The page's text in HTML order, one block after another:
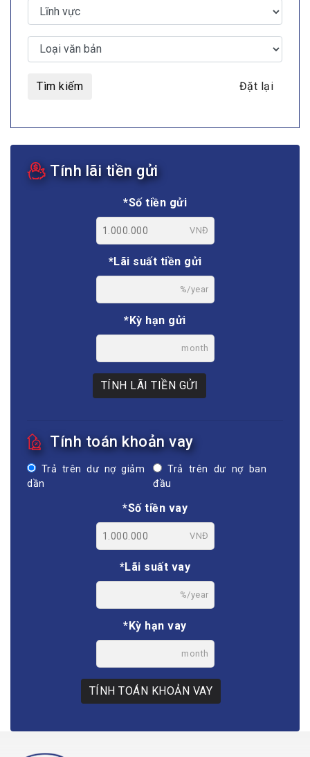
Tìm kiếm Đặt lại
Tính lãi tiền gửi
*Số tiền gửi
VNĐ
*Lãi suất tiền gửi
%/year
*Kỳ hạn gửi
month
TÍNH LÃI TIỀN GỬI
Tính toán khoản vay
Trả trên dư nợ giảm
dần
Trả trên dư nợ ban
đầu
*Số tiền vay
VNĐ
*Lãi suất vay
%/year
*Kỳ hạn vay
month
TÍNH TOÁN KHOẢN VAY